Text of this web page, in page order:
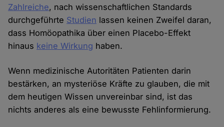
Zahlreiche, nach wissenschaftlichen Standards
durchgeführte Studien lassen keinen Zweifel daran,
dass Homöopathika über einen Placebo-Effekt
hinaus keine Wirkung haben.
Wenn medizinische Autoritäten Patienten darin
bestärken, an mysteriöse Kräfte zu glauben, die mit
dem heutigen Wissen unvereinbar sind, ist das
nichts anderes als eine bewusste Fehlinformierung.